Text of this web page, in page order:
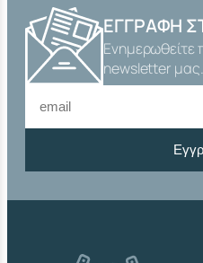
Υ
Κ
Ε
Τ
Ο
"
1
4
Η
ΕΓΓΡΑΦΉ
Ενημερωθείτε
newsletter μας.